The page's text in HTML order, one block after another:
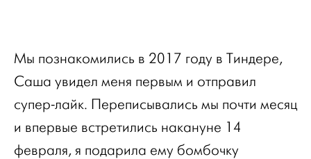
Мы познакомились в 2017 году в Тиндере,
Саша увидел меня первым и отправил
супер-лайк. Переписывались мы почти месяц
и впервые встретились накануне 14
февраля, я подарила ему бомбочку